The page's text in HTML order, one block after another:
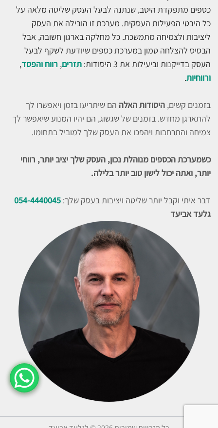
כספים מתפקדת היטב, שנתנה לבעל העסק שליטה מלאה על
כל היבטי הפעילות העסקית. מערכת זו הובילה את העסק
ליציבות ולצמיחה מתמשכת. כל מחלקה בארגון חשובה, אבל
הבסיס להצלחה טמון במערכת כספים שיודעת לשקף לבעל
העסק בדייקנות וביעילות את 3 היסודות:
תזרים, רווח והפסד,
ורווחיות.
בזמנים קשים, היסודות האלה הם שיתריעו בזמן ויאפשרו לך
להתארגן מחדש. בזמנים של שגשוג, הם יהיו המנוע שיאפשר לך
צמיחה והתרחבות ויהפכו את העסק שלך למוביל בתחומו.
כשמערכת הכספים מנוהלת נכון, העסק שלך יציב יותר, רווחי
יותר, ואתה יכול לישון טוב יותר בלילה.
דבר איתי וקבל יותר שליטה ויציבות בעסק שלך: 054-4440045
גלעד אביעד